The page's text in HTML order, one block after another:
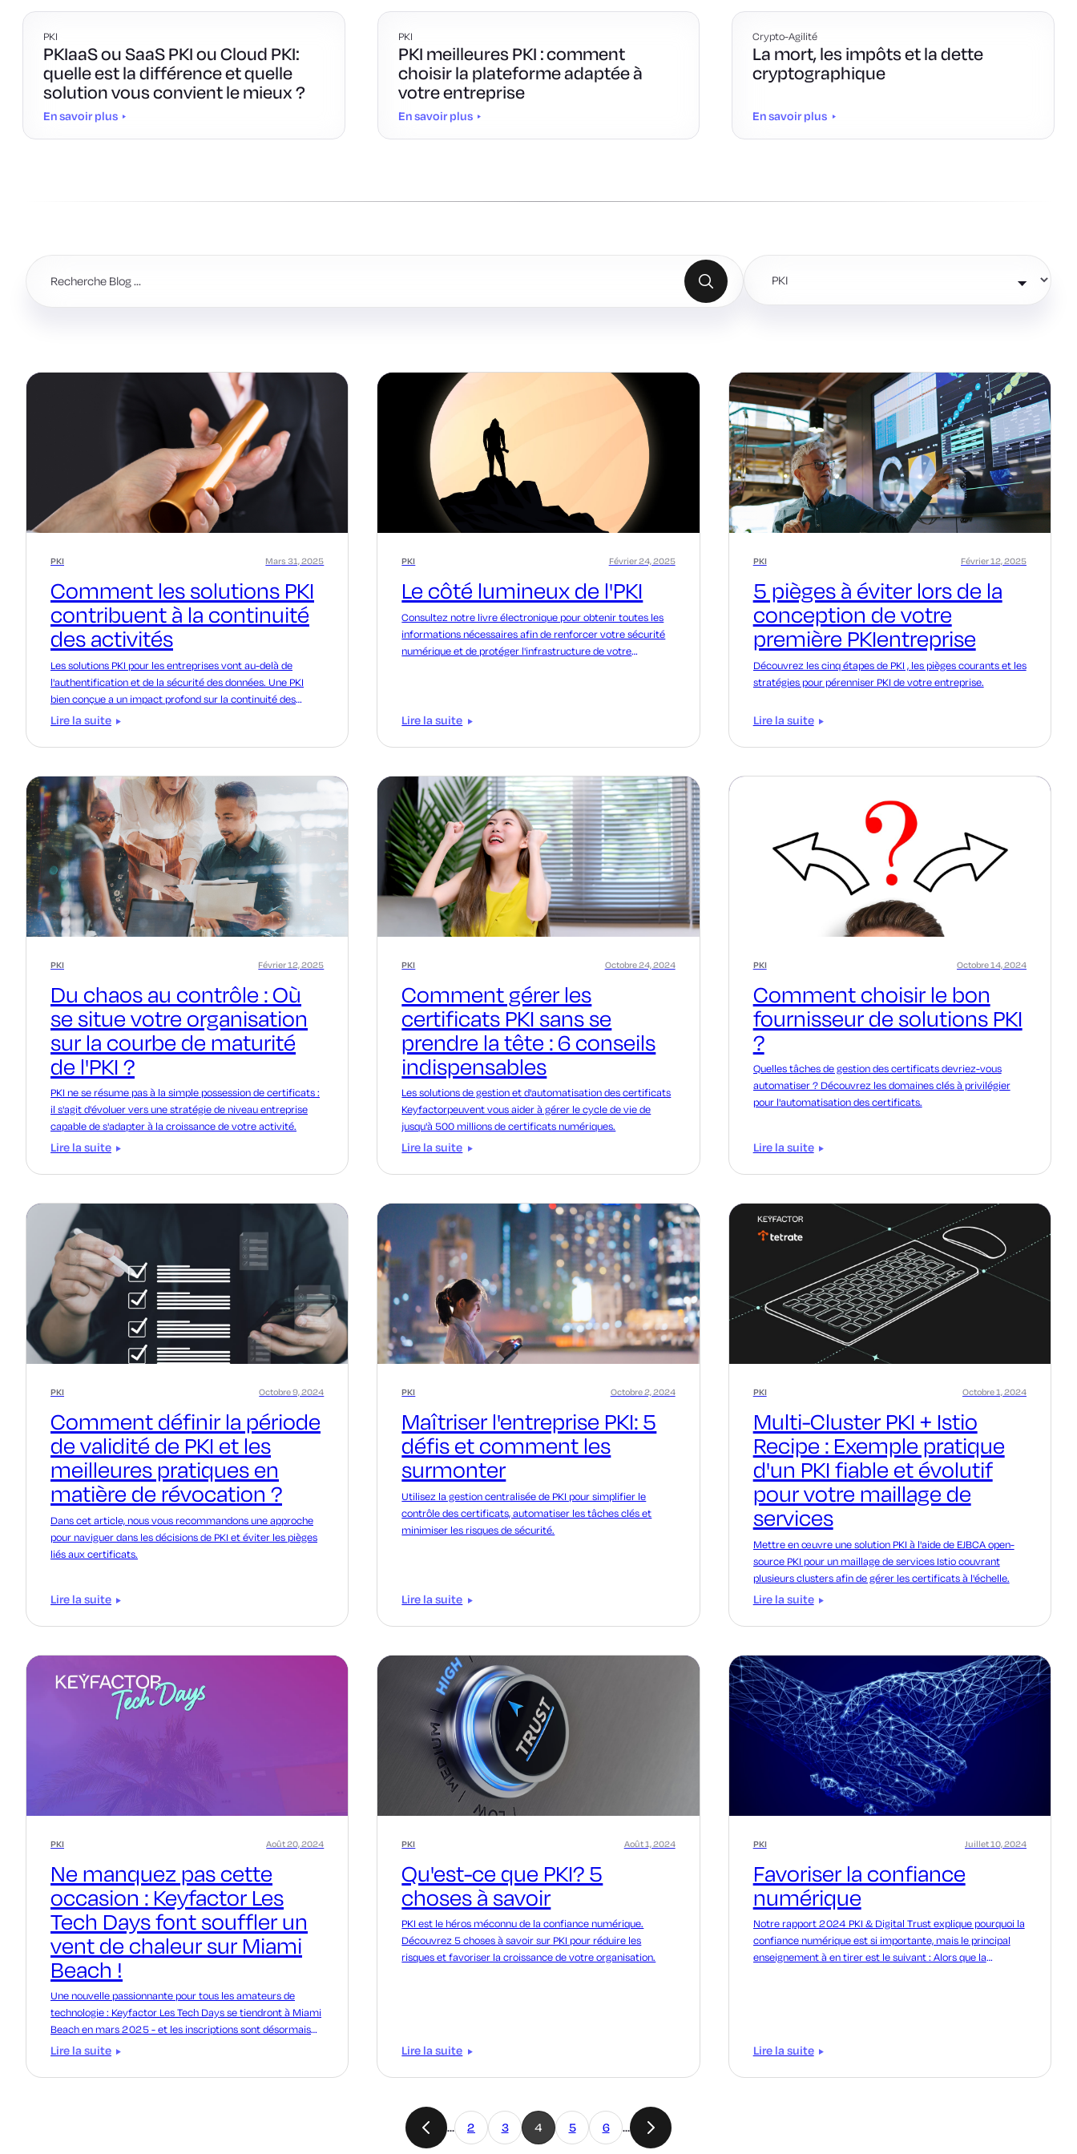
PKI
PKIaaS ou SaaS PKI ou Cloud PKI:
quelle est la différence et quelle
solution vous convient le mieux ?
En savoir plus
PKI
PKI meilleures PKI : comment
choisir la plateforme adaptée à
votre entreprise
En savoir plus
Crypto-Agilité
La mort, les impôts et la dette
cryptographique
En savoir plus
PKI
Comment les solutions PKI
contribuent à la continuité
des activités
Mars 31, 2025
Les solutions PKI pour les entreprises vont au-delà de
l'authentification et de la sécurité des données. Une PKI
bien conçue a un impact profond sur la continuité des
activités.
Lire la suite
PKI
Le côté lumineux de l'PKI
Février 24, 2025
Consultez notre livre électronique pour obtenir toutes les
informations nécessaires afin de renforcer votre sécurité
numérique et de protéger l'infrastructure de votre
Lire la suite
PKI
5 pièges à éviter lors de la
conception de votre
première PKIentreprise
Février 12, 2025
Découvrez les cinq étapes de PKI , les pièges courants et les
stratégies pour pérenniser PKI de votre entreprise.
Lire la suite
PKI
Du chaos au contrôle : Où
se situe votre organisation
sur la courbe de maturité
de l'PKI ?
Février 12, 2025
PKI ne se résume pas à la simple possession de certificats :
il s'agit d'évoluer vers une stratégie de niveau entreprise
capable de s'adapter à la croissance de votre activité.
Lire la suite
PKI
Comment gérer les
certificats PKI sans se
prendre la tête : 6 conseils
indispensables
Octobre 24, 2024
Les solutions de gestion et d'automatisation des certificats
Keyfactorpeuvent vous aider à gérer le cycle de vie de
jusqu'à 500 millions de certificats numériques.
Lire la suite
PKI
Comment choisir le bon
fournisseur de solutions PKI
?
Octobre 14, 2024
Quelles tâches de gestion des certificats devriez-vous
automatiser ? Découvrez les domaines clés à privilégier
pour l'automatisation des certificats.
Lire la suite
PKI
Comment définir la période
de validité de PKI et les
meilleures pratiques en
matière de révocation ?
Octobre 9, 2024
Dans cet article, nous vous recommandons une approche
pour naviguer dans les décisions de PKI et éviter les pièges
liés aux certificats.
Lire la suite
PKI
Maîtriser l'entreprise PKI: 5
défis et comment les
surmonter
Octobre 2, 2024
Utilisez la gestion centralisée de PKI pour simplifier le
contrôle des certificats, automatiser les tâches clés et
minimiser les risques de sécurité.
Lire la suite
PKI
Multi-Cluster PKI + Istio
Recipe : Exemple pratique
d'un PKI fiable et évolutif
pour votre maillage de
services
Octobre 1, 2024
Mettre en œuvre une solution PKI à l'aide de EJBCA open-
source PKI pour un maillage de services Istio couvrant
plusieurs clusters afin de gérer les certificats à l'échelle.
Lire la suite
PKI
Ne manquez pas cette
occasion : Keyfactor Les
Tech Days font souffler un
vent de chaleur sur Miami
Beach !
Août 20, 2024
Une nouvelle passionnante pour tous les amateurs de
technologie : Keyfactor Les Tech Days se tiendront à Miami
Beach en mars 2025 - et les inscriptions sont désormais
ouvertes !
Lire la suite
PKI
Qu'est-ce que PKI? 5
choses à savoir
Août 1, 2024
PKI est le héros méconnu de la confiance numérique.
Découvrez 5 choses à savoir sur PKI pour réduire les
risques et favoriser la croissance de votre organisation.
Lire la suite
PKI
Favoriser la confiance
numérique
Juillet 10, 2024
Notre rapport 2024 PKI & Digital Trust explique pourquoi la
confiance numérique est si importante, mais le principal
enseignement à en tirer est le suivant : Alors que la
Lire la suite
… 2 3 4 5 6 …